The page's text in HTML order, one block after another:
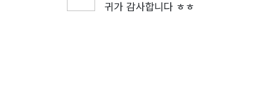
귀가 감사합니다 ㅎㅎ